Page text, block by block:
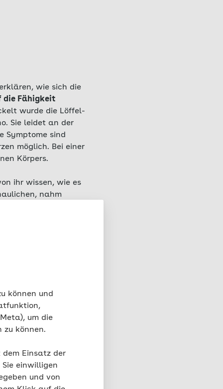
können und
um die
zu können.
Einsatz der
einwilligen
und von
wie sich die
die Fähigkeit
wurde die Löffel-
Sie leidet an der
Symptome sind
möglich. Bei einer
Körpers.
ihr wissen, wie es
nahm
auf, also im
nachdenken zu